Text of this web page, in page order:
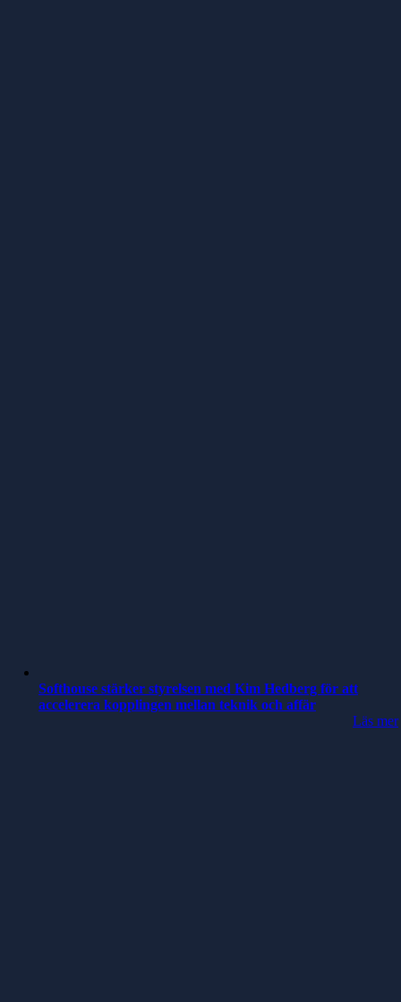
Softhouse stärker styrelsen med Kim Hedberg för att
accelerera kopplingen mellan teknik och affär
Läs mer